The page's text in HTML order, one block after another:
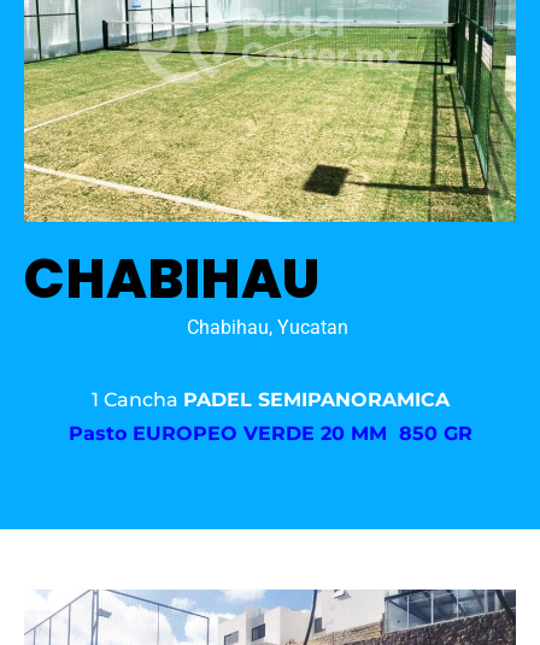
CHABIHAU
Chabihau, Yucatan
1 Cancha PADEL SEMIPANORAMICA
Pasto EUROPEO VERDE 20 MM 850 GR